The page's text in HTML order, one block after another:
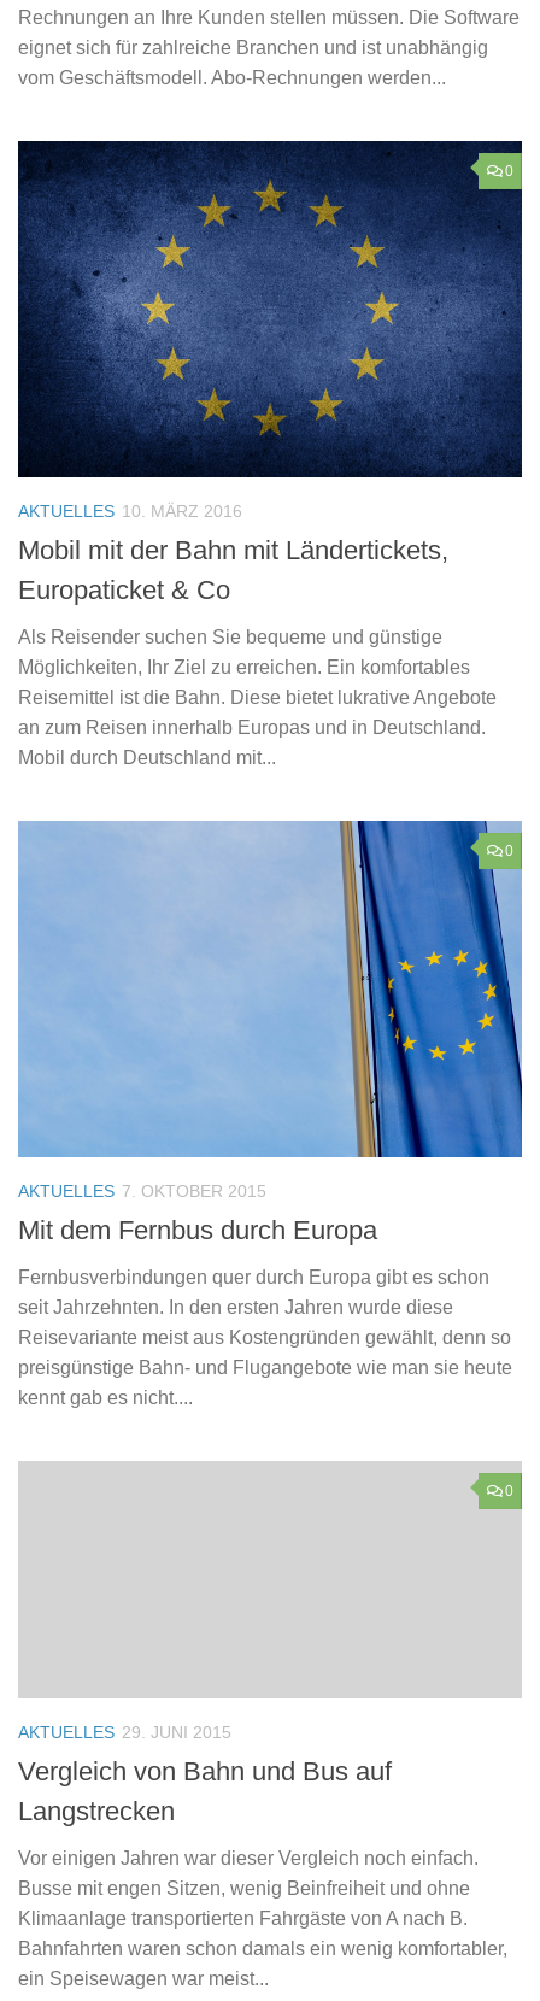
Rechnungen an Ihre Kunden stellen müssen. Die Software
eignet sich für zahlreiche Branchen und ist unabhängig
vom Geschäftsmodell. Abo-Rechnungen werden...
0
AKTUELLES 10. MÄRZ 2016
Mobil mit der Bahn mit Ländertickets,
Europaticket & Co
Als Reisender suchen Sie bequeme und günstige
Möglichkeiten, Ihr Ziel zu erreichen. Ein komfortables
Reisemittel ist die Bahn. Diese bietet lukrative Angebote
an zum Reisen innerhalb Europas und in Deutschland.
Mobil durch Deutschland mit...
0
AKTUELLES 7. OKTOBER 2015
Mit dem Fernbus durch Europa
Fernbusverbindungen quer durch Europa gibt es schon
seit Jahrzehnten. In den ersten Jahren wurde diese
Reisevariante meist aus Kostengründen gewählt, denn so
preisgünstige Bahn- und Flugangebote wie man sie heute
kennt gab es nicht....
0
AKTUELLES 29. JUNI 2015
Vergleich von Bahn und Bus auf
Langstrecken
Vor einigen Jahren war dieser Vergleich noch einfach.
Busse mit engen Sitzen, wenig Beinfreiheit und ohne
Klimaanlage transportierten Fahrgäste von A nach B.
Bahnfahrten waren schon damals ein wenig komfortabler,
ein Speisewagen war meist...